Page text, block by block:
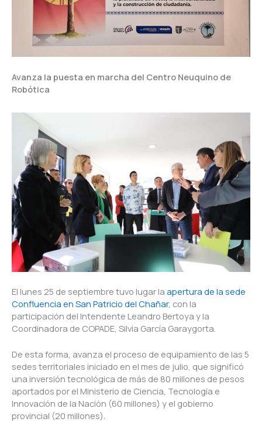
Avanza la puesta en marcha del Centro Neuquino de
Robótica
El lunes 25 de septiembre tuvo lugar la apertura de la sede
Confluencia en San Patricio del Chañar, con la
participación del Intendente Leandro Bertoya y la
Coordinadora de COPADE, Silvia García Garaygorta.
De esta forma, avanza el proceso de equipamiento de las 5
sedes territoriales iniciado en el mes de julio, que significó
una inversión tecnológica de más de 80 millones de pesos
aportados por el Ministerio de Ciencia, Tecnología e
Innovación de la Nación (60 millones) y el gobierno
provincial (20 millones).